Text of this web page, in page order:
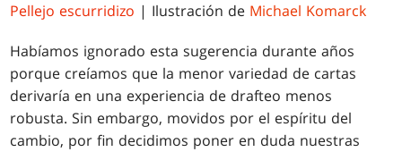
Pellejo escurridizo | Ilustración de Michael Komarck
Habíamos ignorado esta sugerencia durante años
porque creíamos que la menor variedad de cartas
derivaría en una experiencia de drafteo menos
robusta. Sin embargo, movidos por el espíritu del
cambio, por fin decidimos poner en duda nuestras